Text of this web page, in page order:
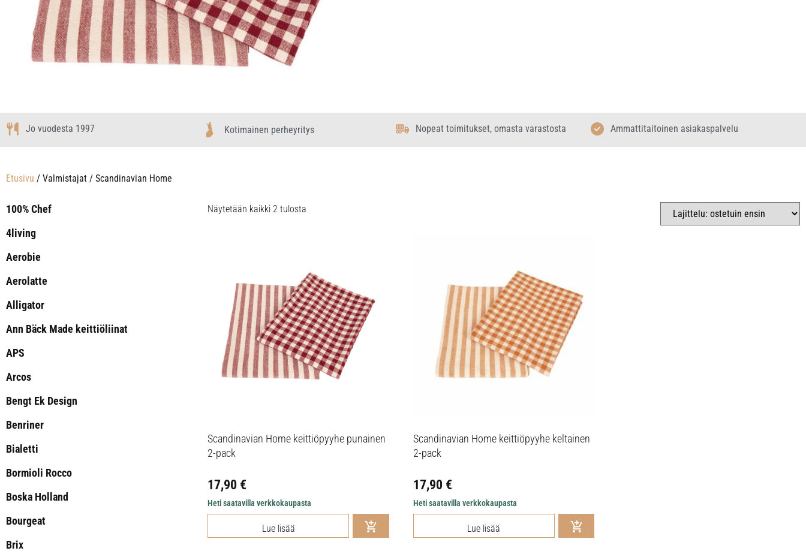
Jo vuodesta 1997 Kotimainen perheyritys Nopeat toimitukset, omasta varastosta Ammattitaitoinen asiakaspalvelu
Etusivu / Valmistajat / Scandinavian Home
100% Chef
4living
Aerobie
Aerolatte
Alligator
Ann Bäck Made keittiöliinat
APS
Arcos
Bengt Ek Design
Benriner
Bialetti
Bormioli Rocco
Boska Holland
Bourgeat
Brix
Näytetään kaikki 2 tulosta
Scandinavian Home keittiöpyyhe punainen
2-pack
17,90 €
Heti saatavilla verkkokaupasta
Lue lisää
Scandinavian Home keittiöpyyhe keltainen
2-pack
17,90 €
Heti saatavilla verkkokaupasta
Lue lisää